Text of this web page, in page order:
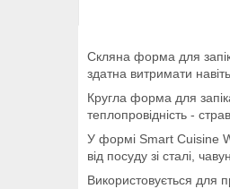
Скляна форма для
здатна витримати
Кругла форма для
теплопровідність -
У формі Smart Cuisine
від посуду зі сталі,
Використовується для